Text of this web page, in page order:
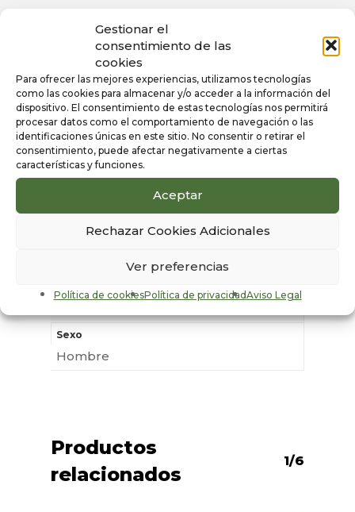
Gestionar el
consentimiento de las
cookies
Para ofrecer las mejores experiencias, utilizamos tecnologías
como las cookies para almacenar y/o acceder a la información del
dispositivo. El consentimiento de estas tecnologías nos permitirá
procesar datos como el comportamiento de navegación o las
identificaciones únicas en este sitio. No consentir o retirar el
consentimiento, puede afectar negativamente a ciertas
características y funciones.
Aceptar
Rechazar Cookies Adicionales
Ver preferencias
Política de cookiesPolítica de privacidadAviso Legal
TALLA: DEL 39 AL 45
(12 PARES/CAJA)
CORTE Y FORRO SINTÉTICO
SUELA SINTÉTICA
Información
adicional
Sexo
Hombre
Productos
relacionados
1/6